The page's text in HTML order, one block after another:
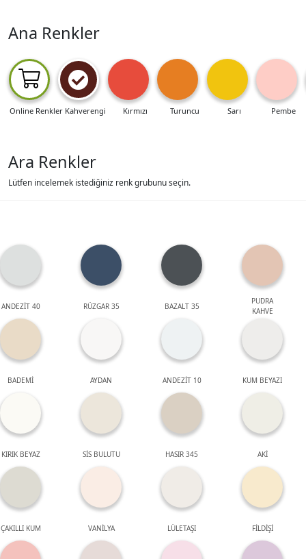
Ana Renkler
Online Renkler Kahverengi Kırmızı Turuncu Sarı Pembe
Ara Renkler
Lütfen incelemek istediğiniz renk grubunu seçin.
ANDEZİT 40 RÜZGAR 35 BAZALT 35
PUDRA
KAHVE
BADEMİ AYDAN ANDEZİT 10 KUM BEYAZI
KIRIK BEYAZ SİS BULUTU HASIR 345 AKİ
ÇAKILLI KUM VANİLYA LÜLETAŞI FİLDİŞİ